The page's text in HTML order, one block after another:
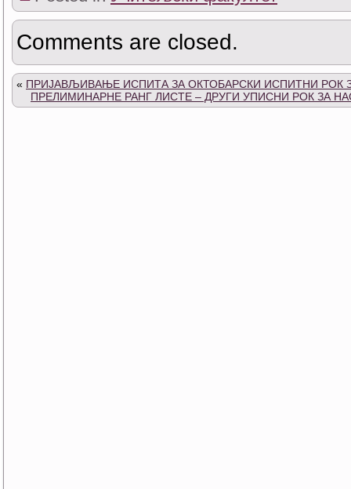
Comments are closed.
« ПРИЈАВЉИВАЊЕ ИСПИТА ЗА ОКТОБАРСКИ ИСПИТНИ РОК
ПРЕЛИМИНАРНЕ РАНГ ЛИСТЕ – ДРУГИ УПИСНИ РОК ЗА